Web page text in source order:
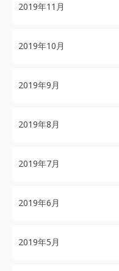
2019年11月
2019年10月
2019年9月
2019年8月
2019年7月
2019年6月
2019年5月